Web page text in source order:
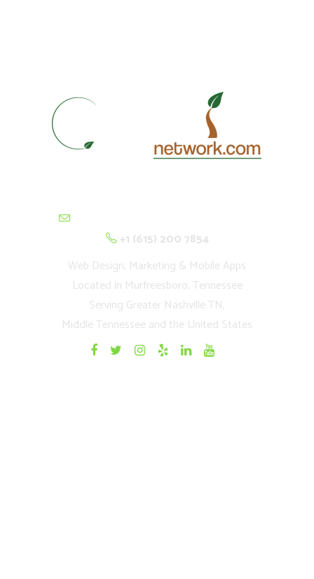
+1 (615) 200 7854
Web Design, Marketing & Mobile Apps
Located in Murfreesboro, Tennessee
Serving Greater Nashville TN,
Middle Tennessee and the United States